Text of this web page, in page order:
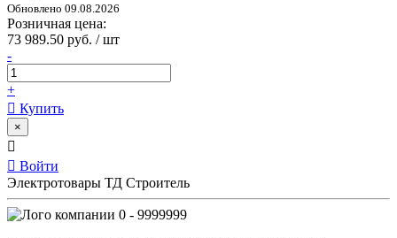
Обновлено 09.08.2026
Розничная цена:
73 989.50 руб. / шт
-
+
Купить
×
Войти
Электротовары ТД Строитель
0 - 9999999